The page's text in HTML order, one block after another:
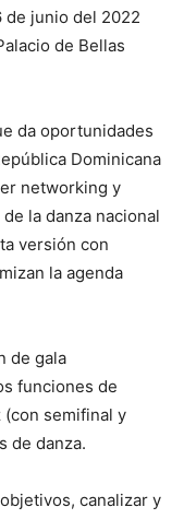
de junio del 2022
de Bellas
da oportunidades
Dominicana
networking y
la danza nacional
versión con
la agenda
de gala
funciones de
(con semifinal y
de danza.
canalizar y